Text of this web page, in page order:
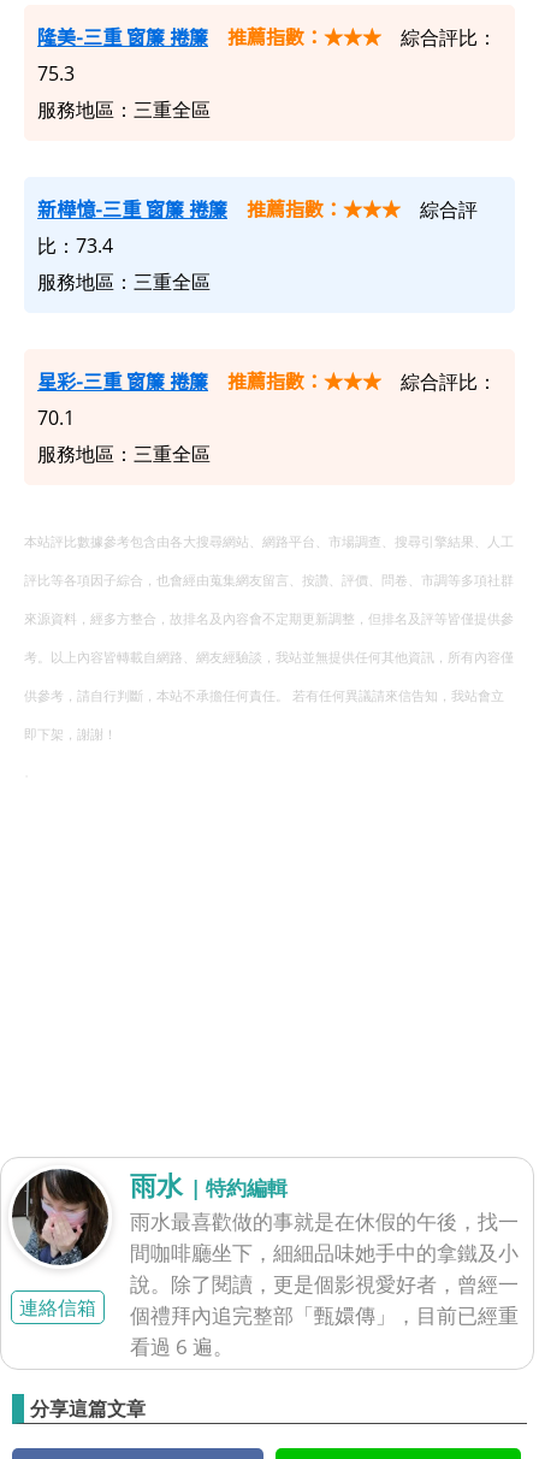
隆美-三重 窗簾 捲簾 推薦指數：★★★ 綜合評比：
75.3
服務地區：三重全區
新樺憶-三重 窗簾 捲簾 推薦指數：★★★ 綜合評
比：73.4
服務地區：三重全區
星彩-三重 窗簾 捲簾 推薦指數：★★★ 綜合評比：
70.1
服務地區：三重全區
本站評比數據參考包含由各大搜尋網站、網路平台、市場調查、搜尋引擎結果、人工
評比等各項因子綜合，也會經由蒐集網友留言、按讚、評價、問卷、市調等多項社群
來源資料，經多方整合，故排名及內容會不定期更新調整，但排名及評等皆僅提供參
考。以上內容皆轉載自網路、網友經驗談，我站並無提供任何其他資訊，所有內容僅
供參考，請自行判斷，本站不承擔任何責任。 若有任何異議請來信告知，我站會立
即下架，謝謝！
連絡信箱
雨水 | 特約編輯
雨水最喜歡做的事就是在休假的午後，找一
間咖啡廳坐下，細細品味她手中的拿鐵及小
說。除了閱讀，更是個影視愛好者，曾經一
個禮拜內追完整部「甄嬛傳」，目前已經重
看過 6 遍。
分享這篇文章